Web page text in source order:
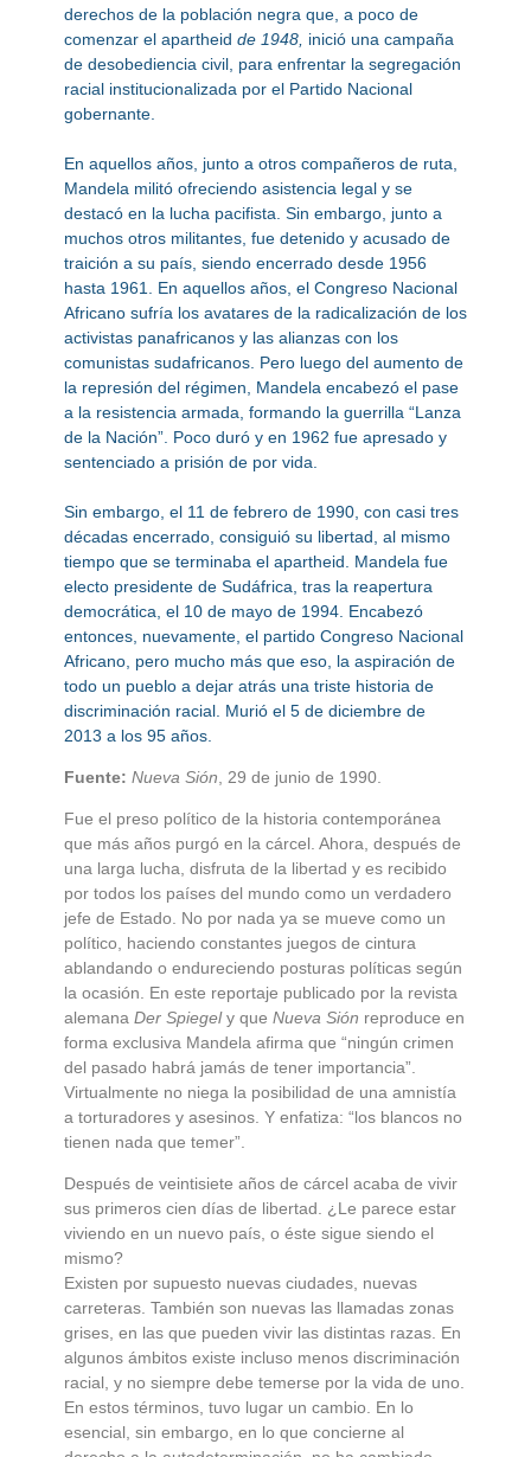
derechos de la población negra que, a poco de
comenzar el apartheid de 1948, inició una campaña
de desobediencia civil, para enfrentar la segregación
racial institucionalizada por el Partido Nacional
gobernante.
En aquellos años, junto a otros compañeros de ruta,
Mandela militó ofreciendo asistencia legal y se
destacó en la lucha pacifista. Sin embargo, junto a
muchos otros militantes, fue detenido y acusado de
traición a su país, siendo encerrado desde 1956
hasta 1961. En aquellos años, el Congreso Nacional
Africano sufría los avatares de la radicalización de los
activistas panafricanos y las alianzas con los
comunistas sudafricanos. Pero luego del aumento de
la represión del régimen, Mandela encabezó el pase
a la resistencia armada, formando la guerrilla “Lanza
de la Nación”. Poco duró y en 1962 fue apresado y
sentenciado a prisión de por vida.
Sin embargo, el 11 de febrero de 1990, con casi tres
décadas encerrado, consiguió su libertad, al mismo
tiempo que se terminaba el apartheid. Mandela fue
electo presidente de Sudáfrica, tras la reapertura
democrática, el 10 de mayo de 1994. Encabezó
entonces, nuevamente, el partido Congreso Nacional
Africano, pero mucho más que eso, la aspiración de
todo un pueblo a dejar atrás una triste historia de
discriminación racial. Murió el 5 de diciembre de
2013 a los 95 años.
Fuente: Nueva Sión , 29 de junio de 1990.
Fue el preso político de la historia contemporánea
que más años purgó en la cárcel. Ahora, después de
una larga lucha, disfruta de la libertad y es recibido
por todos los países del mundo como un verdadero
jefe de Estado. No por nada ya se mueve como un
político, haciendo constantes juegos de cintura
ablandando o endureciendo posturas políticas según
la ocasión. En este reportaje publicado por la revista
alemana Der Spiegely que Nueva Sión reproduce en
forma exclusiva Mandela afirma que “ningún crimen
del pasado habrá jamás de tener importancia”.
Virtualmente no niega la posibilidad de una amnistía
a torturadores y asesinos. Y enfatiza: “los blancos no
tienen nada que temer”.
Después de veintisiete años de cárcel acaba de vivir
sus primeros cien días de libertad. ¿Le parece estar
viviendo en un nuevo país, o éste sigue siendo el
mismo?
Existen por supuesto nuevas ciudades, nuevas
carreteras. También son nuevas las llamadas zonas
grises, en las que pueden vivir las distintas razas. En
algunos ámbitos existe incluso menos discriminación
racial, y no siempre debe temerse por la vida de uno.
En estos términos, tuvo lugar un cambio. En lo
esencial, sin embargo, en lo que concierne al